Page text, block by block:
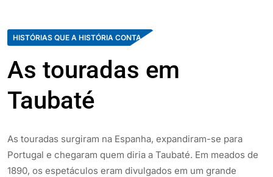
HISTÓRIAS QUE A HISTÓRIA CONTA
As touradas em
Taubaté
As touradas surgiram na Espanha, expandiram-se para
Portugal e chegaram quem diria a Taubaté. Em meados de
1890, os espetáculos eram divulgados em um grande